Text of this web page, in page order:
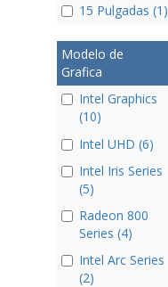
15 Pulgadas (1)
Modelo de
Grafica
Intel Graphics
(10)
Intel UHD (6)
Intel Iris Series
(5)
Radeon 800
Series (4)
Intel Arc Series
(2)